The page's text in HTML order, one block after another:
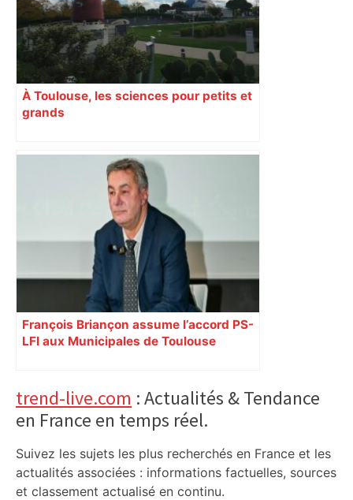
À Toulouse, les sciences pour petits et
grands
François Briançon assume l’accord PS-
LFI aux Municipales de Toulouse
Primary
Sidebar
trend-live.com : Actualités & Tendance
en France en temps réel.
Suivez les sujets les plus recherchés en France et les
actualités associées : informations factuelles, sources
et classement actualisé en continu.